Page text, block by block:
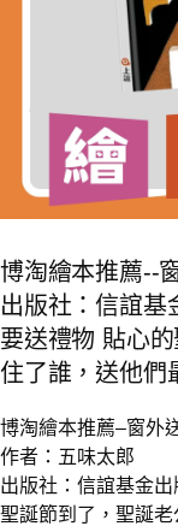
博淘繪本推薦--
出版社：信誼基
要送禮物 貼心
住了誰，送他們
博淘繪本推薦–窗外
作者：五味太郎
出版社：信誼基金出
聖誕節到了，聖誕